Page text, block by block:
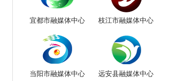
宜都市融媒体中心 枝江市融媒体中心
当阳市融媒体中心 远安县融媒体中心